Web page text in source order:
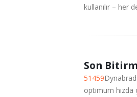
kullanılır – her
Son
51459
optimum hızda